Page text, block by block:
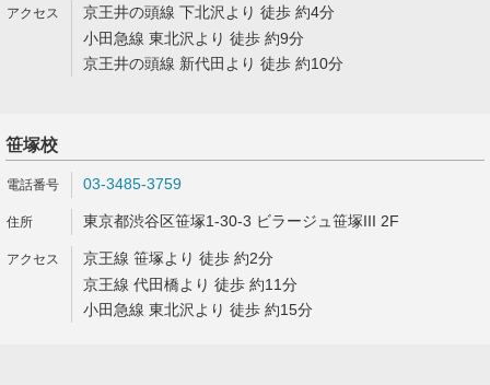
京王井の頭線 下北沢より 徒歩 約4分
小田急線 東北沢より 徒歩 約9分
京王井の頭線 新代田より 徒歩 約10分
笹塚校
03-3485-3759
東京都渋谷区笹塚1-30-3 ビラージュ笹塚III 2F
京王線 笹塚より 徒歩 約2分
京王線 代田橋より 徒歩 約11分
小田急線 東北沢より 徒歩 約15分